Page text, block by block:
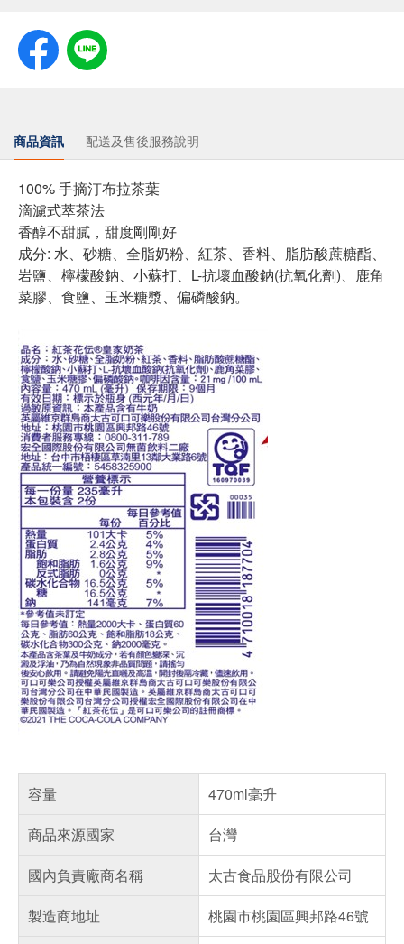
商品資訊 配送及售後服務說明
100% 手摘汀布拉茶葉
滴濾式萃茶法
香醇不甜膩，甜度剛剛好
成分: 水、砂糖、全脂奶粉、紅茶、香料、脂肪酸蔗糖酯、
岩鹽、檸檬酸鈉、小蘇打、L-抗壞血酸鈉(抗氧化劑)、鹿角
菜膠、食鹽、玉米糖漿、偏磷酸鈉。
容量
470ml毫升
商品來源國家
台灣
國內負責廠商名稱
太古食品股份有限公司
製造商地址
桃園市桃園區興邦路46號